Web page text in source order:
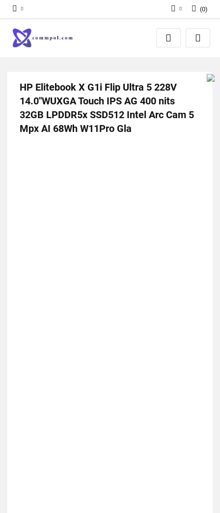
Zaloguj się
Zarejestruj się
(0)
HP Elitebook X G1i Flip Ultra 5 228V
14.0"WUXGA Touch IPS AG 400 nits
32GB LPDDR5x SSD512 Intel Arc Cam 5
Mpx AI 68Wh W11Pro Gla